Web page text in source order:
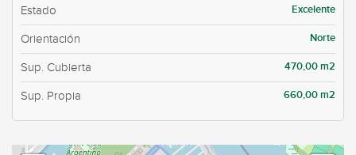
Estado Excelente
Orientación Norte
Sup. Cubierta 470,00 m2
Sup. Propia 660,00 m2